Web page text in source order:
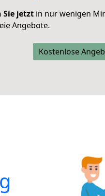
Sie jetzt in nur wenigen
Angebote.
Kostenlose